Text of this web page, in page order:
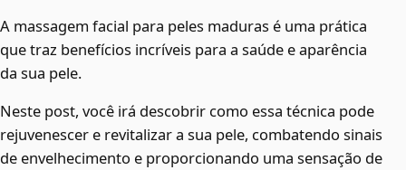
A massagem facial para peles maduras é uma prática
que traz benefícios incríveis para a saúde e aparência
da sua pele.
Neste post, você irá descobrir como essa técnica pode
rejuvenescer e revitalizar a sua pele, combatendo sinais
de envelhecimento e proporcionando uma sensação de